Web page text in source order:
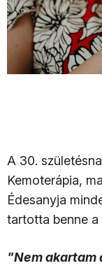
A 30.
Kemoterápia,
Édesanyja
tartotta benne a
"Nem akartam